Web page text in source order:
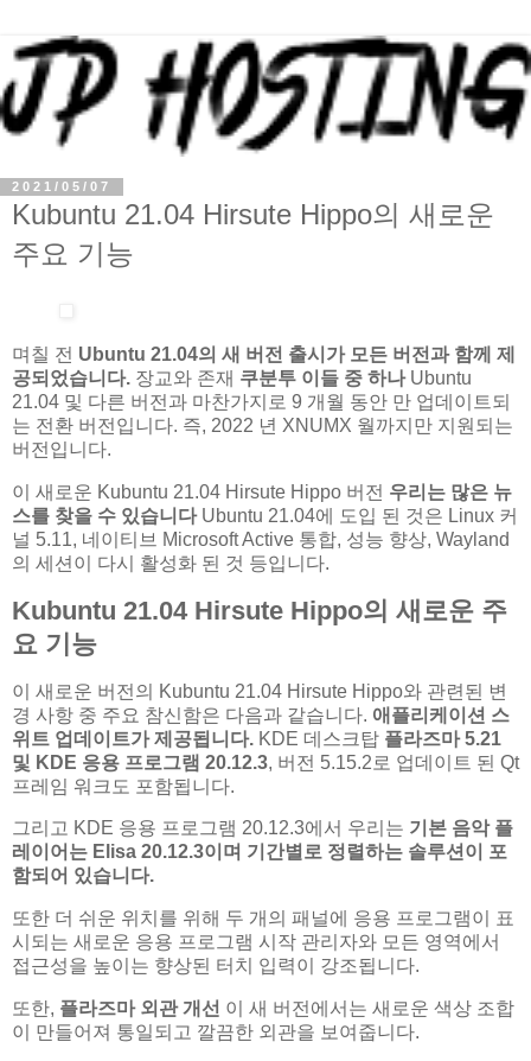
2021/05/07
Kubuntu 21.04 Hirsute Hippo의 새로운
주요 기능
며칠 전 Ubuntu 21.04의 새 버전 출시가 모든 버전과 함께 제
공되었습니다. 장교와 존재 쿠분투 이들 중 하나Ubuntu
21.04 및 다른 버전과 마찬가지로 9 개월 동안 만 업데이트되
는 전환 버전입니다. 즉, 2022 년 XNUMX 월까지만 지원되는
버전입니다.
이 새로운 Kubuntu 21.04 Hirsute Hippo 버전 우리는 많은 뉴
스를 찾을 수 있습니다Ubuntu 21.04에 도입 된 것은 Linux 커
널 5.11, 네이티브 Microsoft Active 통합, 성능 향상, Wayland
의 세션이 다시 활성화 된 것 등입니다.
Kubuntu 21.04 Hirsute Hippo의 새로운 주
요 기능
이 새로운 버전의 Kubuntu 21.04 Hirsute Hippo와 관련된 변
경 사항 중 주요 참신함은 다음과 같습니다. 애플리케이션 스
위트 업데이트가 제공됩니다. KDE 데스크탑 플라즈마 5.21
및 KDE 응용 프로그램 20.12.3, 버전 5.15.2로 업데이트 된 Qt
프레임 워크도 포함됩니다.
그리고 KDE 응용 프로그램 20.12.3에서 우리는 기본 음악 플
레이어는 Elisa 20.12.3이며 기간별로 정렬하는 솔루션이 포
함되어 있습니다.
또한 더 쉬운 위치를 위해 두 개의 패널에 응용 프로그램이 표
시되는 새로운 응용 프로그램 시작 관리자와 모든 영역에서
접근성을 높이는 향상된 터치 입력이 강조됩니다.
또한, 플라즈마 외관 개선 이 새 버전에서는 새로운 색상 조합
이 만들어져 통일되고 깔끔한 외관을 보여줍니다.